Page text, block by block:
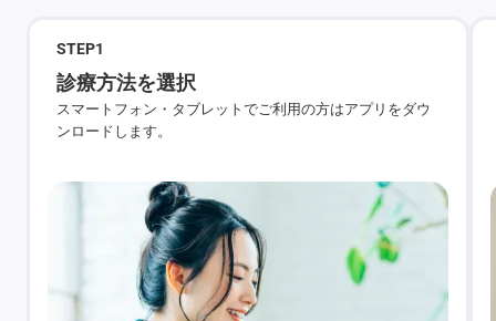
STEP1
診療方法を選択
スマートフォン・タブレットでご利用の方はアプリをダウ
ンロードします。